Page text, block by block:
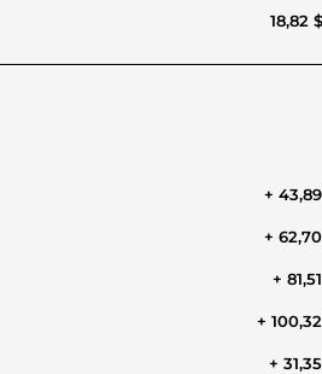
18,82
+
+
+
+
+